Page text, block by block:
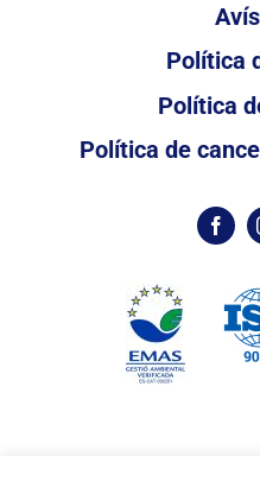
Política
Política
Política de